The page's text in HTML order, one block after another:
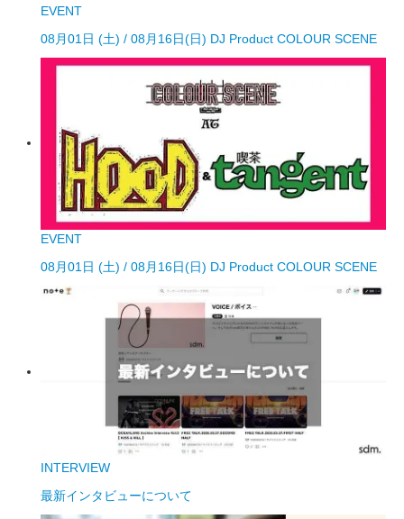
EVENT
08月01日 (土) / 08月16日(日) DJ Product COLOUR SCENE
EVENT
08月01日 (土) / 08月16日(日) DJ Product COLOUR SCENE
INTERVIEW
最新インタビューについて